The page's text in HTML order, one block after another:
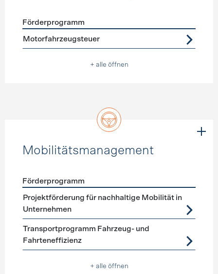
Förderprogramme
Förderprogramm
Motorfahrzeugsteuer
+ alle öffnen
Mobilitätsmanagement
Förderprogramme Mobilitätsmanagement
Förderprogramm
Projektförderung für nachhaltige Mobilität in
Unternehmen
Transportprogramm Fahrzeug- und
Fahrteneffizienz
+ alle öffnen